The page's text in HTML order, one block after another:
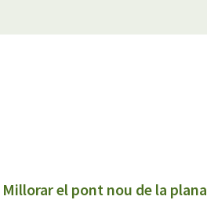
Millorar el pont nou de la plana